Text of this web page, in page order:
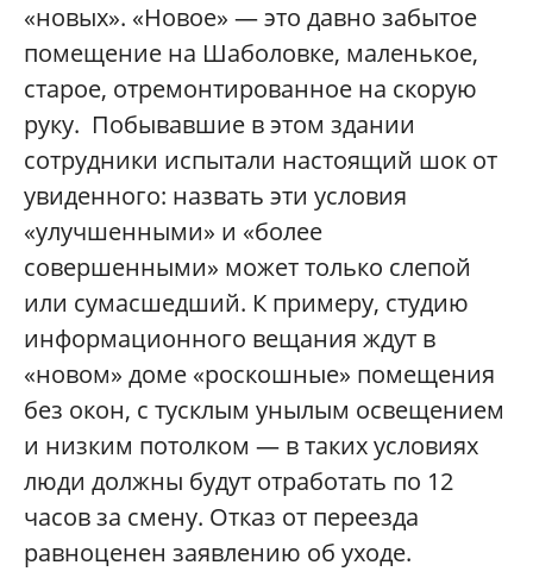
«новых». «Новое» — это давно забытое
помещение на Шаболовке, маленькое,
старое, отремонтированное на скорую
руку. Побывавшие в этом здании
сотрудники испытали настоящий шок от
увиденного: назвать эти условия
«улучшенными» и «более
совершенными» может только слепой
или сумасшедший. К примеру, студию
информационного вещания ждут в
«новом» доме «роскошные» помещения
без окон, с тусклым унылым освещением
и низким потолком — в таких условиях
люди должны будут отработать по 12
часов за смену. Отказ от переезда
равноценен заявлению об уходе.